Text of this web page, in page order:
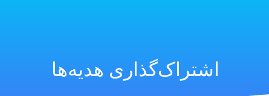
اشتراک‌گذاری هدیه‌ها